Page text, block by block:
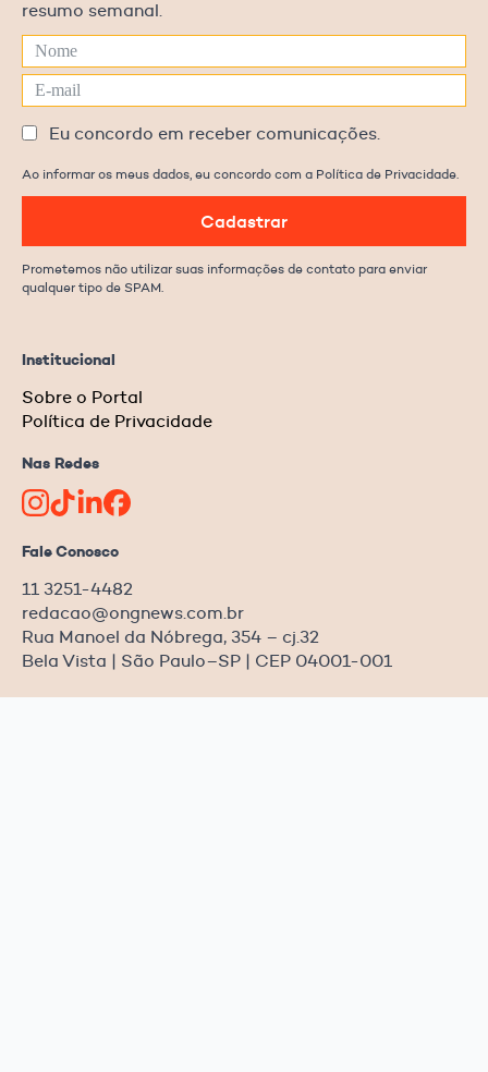
Institucional
Sobre o Portal
Política de Privacidade
Nas Redes
Fale Conosco
11 3251-4482
redacao@ongnews.com.br
Rua Manoel da Nóbrega, 354 – cj.32
Bela Vista | São Paulo–SP | CEP 04001-001
resumo semanal.
Eu concordo em receber comunicações.
Ao informar os meus dados, eu concordo com a Política de Privacidade.
Cadastrar
Prometemos não utilizar suas informações de contato para enviar
qualquer tipo de SPAM.